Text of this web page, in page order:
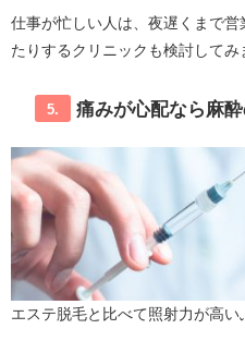
仕事が忙しい人は、夜遅くまで
たりするクリニックも検討してみ
5. 痛みが心配なら麻
エステ脱毛と比べて照射力が高い